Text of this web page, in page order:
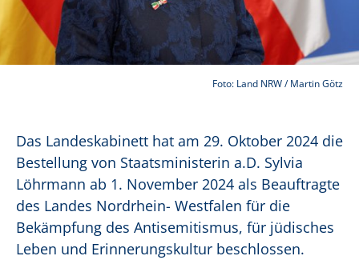
Foto: Land NRW / Martin Götz
Das Landeskabinett hat am 29. Oktober 2024 die
Bestellung von Staatsministerin a.D. Sylvia
Löhrmann ab 1. November 2024 als Beauftragte
des Landes Nordrhein- Westfalen für die
Bekämpfung des Antisemitismus, für jüdisches
Leben und Erinnerungskultur beschlossen.